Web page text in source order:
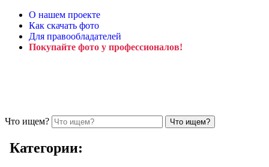
О нашем проекте
Как скачать фото
Для правообладателей
Покупайте фото у профессионалов!
Что ищем?
Категории: